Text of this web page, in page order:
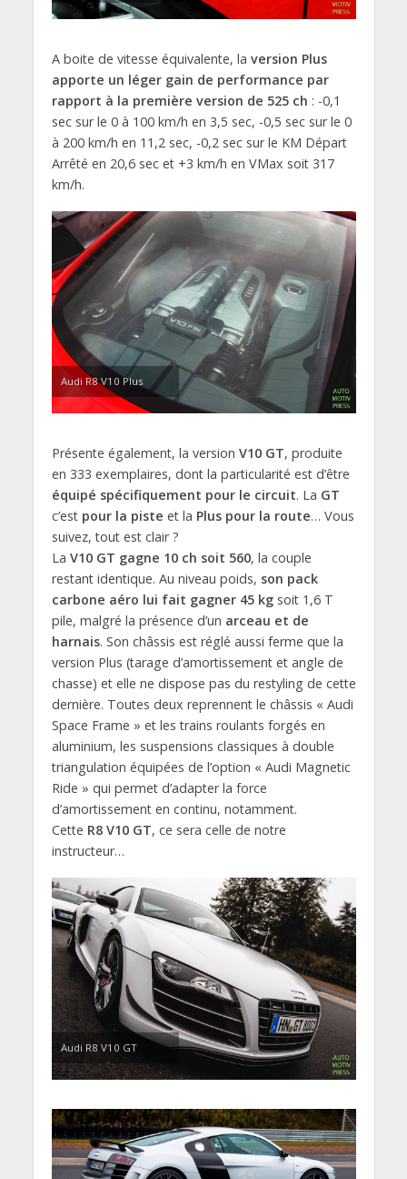
A boite de vitesse équivalente, la version Plus
apporte un léger gain de performance par
rapport à la première version de 525 ch : -0,1
sec sur le 0 à 100 km/h en 3,5 sec, -0,5 sec sur le 0
à 200 km/h en 11,2 sec, -0,2 sec sur le KM Départ
Arrêté en 20,6 sec et +3 km/h en VMax soit 317
km/h.
Audi R8 V10 Plus
Présente également, la version V10 GT, produite
en 333 exemplaires, dont la particularité est d’être
équipé spécifiquement pour le circuit. La GT
c’est pour la piste et la Plus pour la route… Vous
suivez, tout est clair ?
La V10 GT gagne 10 ch soit 560, la couple
restant identique. Au niveau poids, son pack
carbone aéro lui fait gagner 45 kgsoit 1,6 T
pile, malgré la présence d’un arceau et de
harnais. Son châssis est réglé aussi ferme que la
version Plus (tarage d’amortissement et angle de
chasse) et elle ne dispose pas du restyling de cette
dernière. Toutes deux reprennent le châssis « Audi
Space Frame » et les trains roulants forgés en
aluminium, les suspensions classiques à double
triangulation équipées de l’option « Audi Magnetic
Ride » qui permet d’adapter la force
d’amortissement en continu, notamment.
Cette R8 V10 GT, ce sera celle de notre
instructeur…
Audi R8 V10 GT